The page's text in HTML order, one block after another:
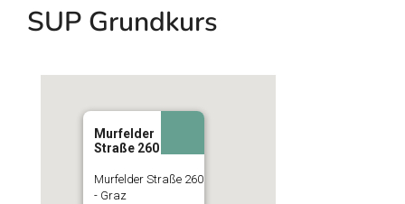
SUP Grundkurs
Murfelder
Straße 260
Murfelder Straße 260
- Graz